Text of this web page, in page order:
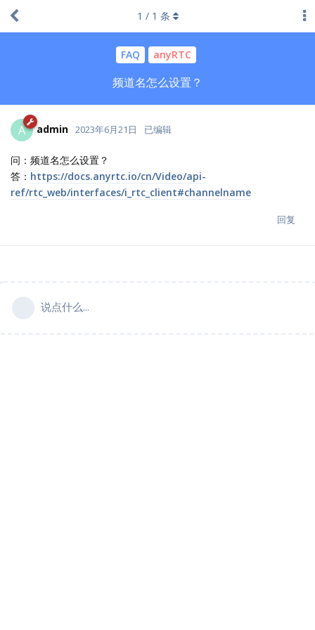
FAQ anyRTC
频道名怎么设置？
1 / 1 条
A admin 2023年6月21日 已编辑
问：频道名怎么设置？
答： https://docs.anyrtc.io/cn/Video/api-
ref/rtc_web/interfaces/i_rtc_client#channelname
回复
说点什么...